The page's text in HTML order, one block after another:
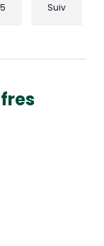
5 Suiv